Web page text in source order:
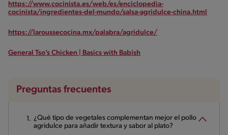
https://www.cocinista.es/web/es/enciclopedia-
cocinista/ingredientes-del-mundo/salsa-agridulce-china.html
https://laroussecocina.mx/palabra/agridulce/
General Tso’s Chicken | Basics with Babish
Preguntas frecuentes
¿Qué tipo de vegetales complementan mejor el pollo
agridulce para añadir textura y sabor al plato?